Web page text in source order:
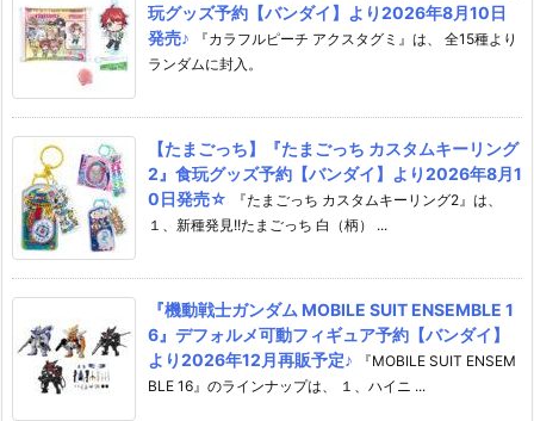
玩グッズ予約【バンダイ】より2026年8月10日
発売♪
『カラフルピーチ アクスタグミ』は、 全15種より
ランダムに封入。
【たまごっち】『たまごっち カスタムキーリング
2』食玩グッズ予約【バンダイ】より2026年8月1
0日発売☆
『たまごっち カスタムキーリング2』は、
１、新種発見!!たまごっち 白（柄） ...
『機動戦士ガンダム MOBILE SUIT ENSEMBLE 1
6』デフォルメ可動フィギュア予約【バンダイ】
より2026年12月再販予定♪
『MOBILE SUIT ENSEM
BLE 16』のラインナップは、 １、ハイニ ...